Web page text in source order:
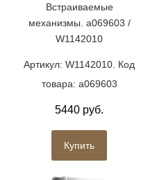
Встраиваемые
механизмы. a069603 /
W1142010
Артикул: W1142010. Код
товара: a069603
5440 руб.
Купить